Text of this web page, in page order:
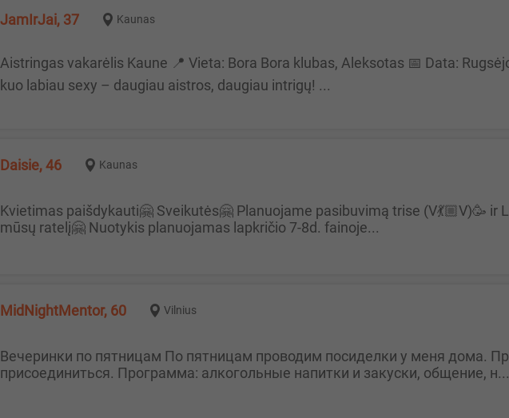
JamIrJai, 37 Kaunas
Aistringas vakarėlis Kaune 📍 Vieta: Bora Bora klubas, Aleksotas 📅 Data: Rugsėjo 20 d. 🕘 Laikas: 21:00 💋 Aprangos kodas:
kuo labiau sexy – daugiau aistros, daugiau intrigų! ...
Daisie, 46 Kaunas
Kvietimas paišdykauti🤗 Sveikutės🤗 Planuojame pasibuvimą trise (V💃🏼V)🥳 ir LABAI ieškome dar vienos fainos PANELĖS į
mūsų ratelį🤗 Nuotykis planuojamas lapkričio 7-8d. fainoje...
MidNightMentor, 60 Vilnius
Вечеринки по пятницам По пятницам проводим посиделки у меня дома. Приглашаем одну или две девушки к нам
присоединиться. Программа: алкогольные напитки и закуски, общение, н...